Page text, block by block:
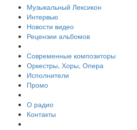
Музыкальный Лексикон
Интервью
Новости видео
Рецензии альбомов
Современные композиторы
Оркестры, Хоры, Опера
Исполнители
Промо
О радио
Контакты